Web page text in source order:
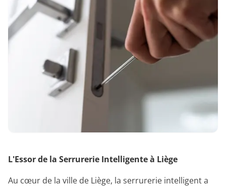
L'Essor de la Serrurerie Intelligente à Liège
Au cœur de la ville de Liège, la serrurerie intelligent a